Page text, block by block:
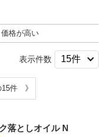
価格が高い
表示件数
15件 》
落としオイル N